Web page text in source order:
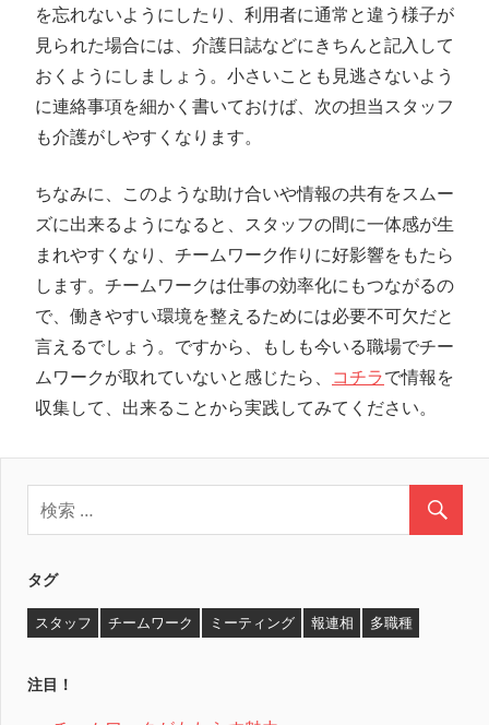
を忘れないようにしたり、利用者に通常と違う様子が
見られた場合には、介護日誌などにきちんと記入して
おくようにしましょう。小さいことも見逃さないよう
に連絡事項を細かく書いておけば、次の担当スタッフ
も介護がしやすくなります。
ちなみに、このような助け合いや情報の共有をスムー
ズに出来るようになると、スタッフの間に一体感が生
まれやすくなり、チームワーク作りに好影響をもたら
します。チームワークは仕事の効率化にもつながるの
で、働きやすい環境を整えるためには必要不可欠だと
言えるでしょう。ですから、もしも今いる職場でチー
ムワークが取れていないと感じたら、 コチラで情報を
収集して、出来ることから実践してみてください。
タグ
スタッフ チームワーク ミーティング 報連相 多職種
注目！